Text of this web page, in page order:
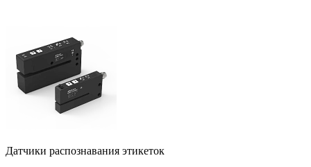
Датчики распознавания этикеток